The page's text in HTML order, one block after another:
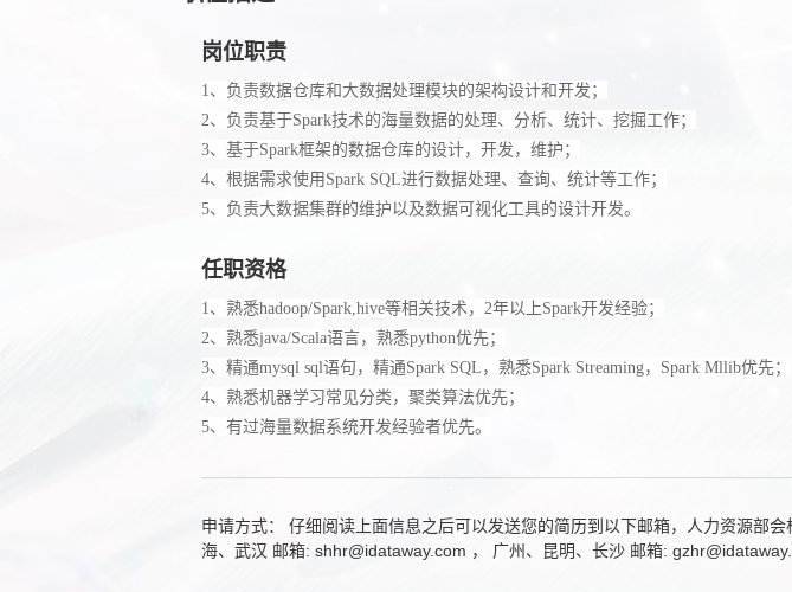
岗位职责
1、负责数据仓库和大数据处理模块的架构设计和开发；
2、负责基于Spark技术的海量数据的处理、分析、统计、挖掘工作；
3、基于Spark框架的数据仓库的设计，开发，维护；
4、根据需求使用Spark SQL进行数据处理、查询、统计等工作；
5、负责大数据集群的维护以及数据可视化工具的设计开发。
任职资格
1、熟悉hadoop/Spark,hive等相关技术，2年以上Spark开发经验；
2、熟悉java/Scala语言，熟悉python优先；
3、精通mysql sql语句，精通Spark SQL，熟悉Spark Streaming，Spark Mllib优先；
4、熟悉机器学习常见分类，聚类算法优先；
5、有过海量数据系统开发经验者优先。
申请方式： 仔细阅读上面信息之后可以发送您的简历到以下邮箱，人力资源部
海、武汉 邮箱: shhr@idataway.com ， 广州、昆明、长沙 邮箱: